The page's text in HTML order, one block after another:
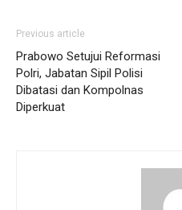
Previous article
Prabowo Setujui Reformasi
Polri, Jabatan Sipil Polisi
Dibatasi dan Kompolnas
Diperkuat